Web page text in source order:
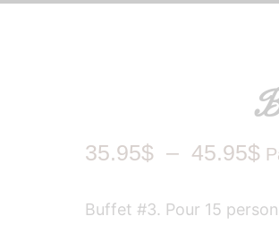
35.95$ – 45.95$
Buffet #3. Pour 15